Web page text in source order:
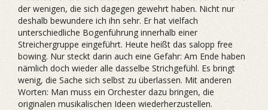
der wenigen, die sich dagegen gewehrt haben. Nicht nur
deshalb bewundere ich ihn sehr. Er hat vielfach
unterschiedliche Bogenführung innerhalb einer
Streichergruppe eingeführt. Heute heißt das salopp free
bowing. Nur steckt darin auch eine Gefahr: Am Ende haben
nämlich doch wieder alle dasselbe Strichgefühl. Es bringt
wenig, die Sache sich selbst zu überlassen. Mit anderen
Worten: Man muss ein Orchester dazu bringen, die
originalen musikalischen Ideen wiederherzustellen.